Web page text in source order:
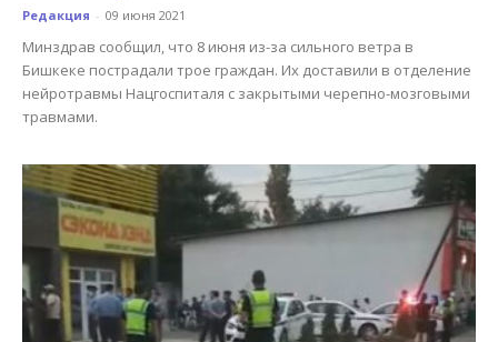
Редакция - 09 июня 2021
Минздрав сообщил, что 8 июня из-за сильного ветра в
Бишкеке пострадали трое граждан. Их доставили в отделение
нейротравмы Нацгоспиталя с закрытыми черепно-мозговыми
травмами.